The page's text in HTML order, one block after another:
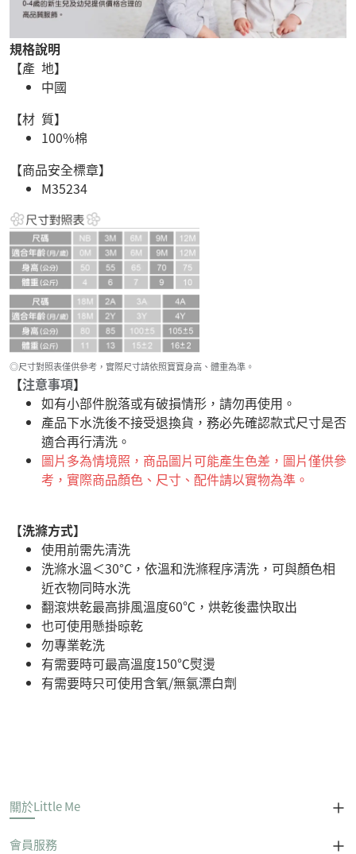
規格說明
【產 地】
中國
【材 質】
100%棉
【商品安全標章】
M35234
◎尺寸對照表僅供參考，實際尺寸請依照寶寶身高、體重為準。
【注意事項】
如有小部件脫落或有破損情形，請勿再使用。
產品下水洗後不接受退換貨，務必先確認款式尺寸是否
適合再行清洗。
圖片多為情境照，商品圖片可能產生色差，圖片僅供參
考，實際商品顏色、尺寸、配件請以實物為準。
【洗滌方式】
使用前需先清洗
洗滌水溫＜30°C，依溫和洗滌程序清洗，可與顏色相
近衣物同時水洗
翻滾烘乾最高排風溫度60℃，烘乾後盡快取出
也可使用懸掛晾乾
勿專業乾洗
有需要時可最高溫度150℃熨燙
有需要時只可使用含氧/無氯漂白劑
關於Little Me
會員服務